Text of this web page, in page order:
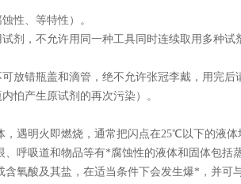
性、等特性）。
剂，不允许用同一种工具同时连续取用多种
放错瓶盖和滴管，绝不允许张冠李戴，用完后
怕产生原试剂的再次污染）。
遇明火即燃烧，通常把闪点在25℃以下的液体
呼吸道和物品等有*腐蚀性的液体和固体包括
含氧酸及其盐，在适当条件下会发生爆*，并